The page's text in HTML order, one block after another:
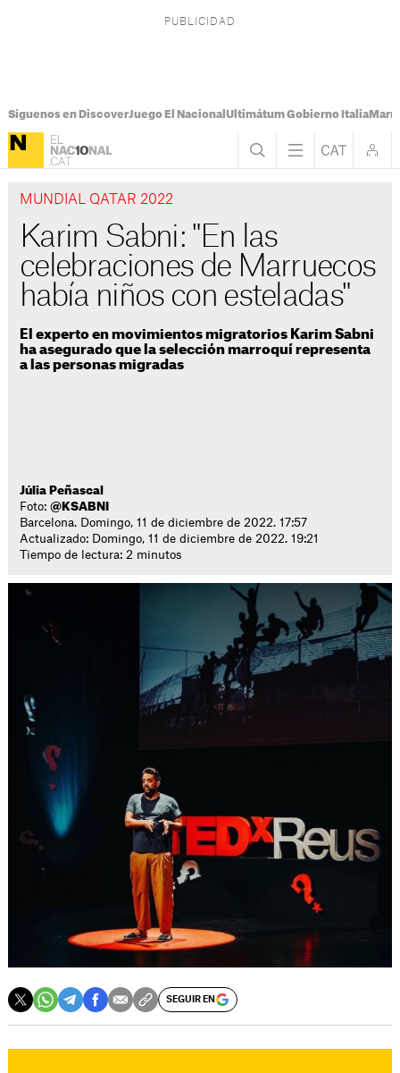
Síguenos en DiscoverJuego El Nacional Ultimátum Gobierno Italia
MUNDIAL QATAR 2022
Karim Sabni: "En las
celebraciones de Marruecos
había niños con esteladas"
El experto en movimientos migratorios Karim Sabni
ha asegurado que la selección marroquí representa
a las personas migradas
Júlia Peñascal
Foto:@KSABNI
Barcelona. Domingo, 11 de diciembre de 2022. 17:57
Actualizado: Domingo, 11 de diciembre de 2022. 19:21
Tiempo de lectura: 2 minutos
SEGUIR EN